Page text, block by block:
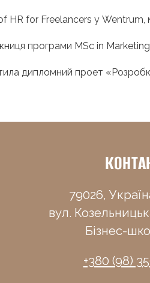
HR for Freelancers у Wentrum,
програми MSc in
дипломний проет
79026,
вул.
Бізнес-
+380 (98)